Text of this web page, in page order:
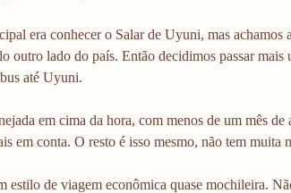
era conhecer o Salar de Uyuni, mas achamos
outro lado do país. Então decidimos passar mais
até Uyuni.
em cima da hora, com menos de um mês
em conta. O resto é isso mesmo, não tem muita
estilo de viagem econômica quase mochileira.